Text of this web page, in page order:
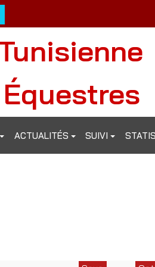
ACTUALITÉS SUIVI